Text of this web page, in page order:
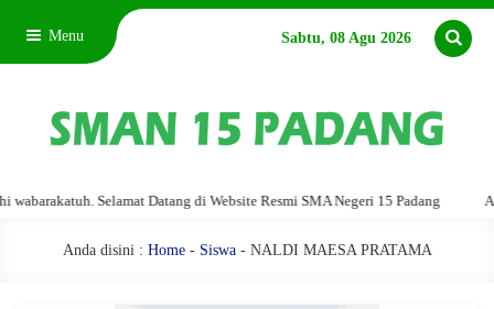
Menu Sabtu, 08 Agu 2026
Selamat Datang di Website Resmi SMA Negeri 15 Padang
Anda disini : Home- Siswa- NALDI MAESA PRATAMA